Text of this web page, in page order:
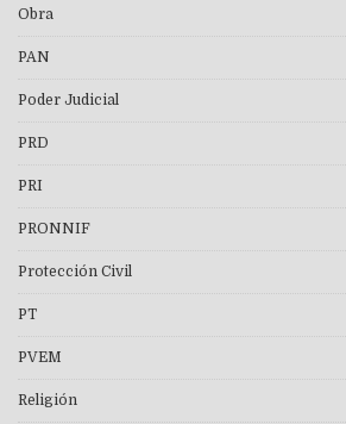
Obra
PAN
Poder Judicial
PRD
PRI
PRONNIF
Protección Civil
PT
PVEM
Religión